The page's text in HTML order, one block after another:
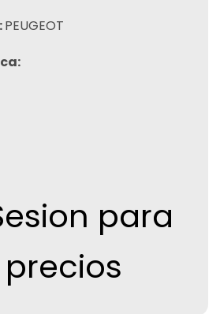
PEUGEOT
para